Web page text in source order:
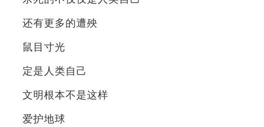
还有更多的遭殃
鼠目寸光
定是人类自己
文明根本不是这样
爱护地球